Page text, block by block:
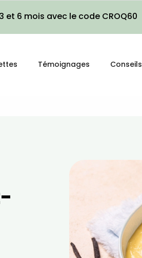
et 6 mois avec le code CROQ60
Témoignages Conseils